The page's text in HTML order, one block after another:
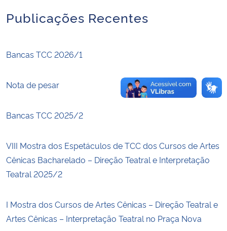
Advocacia-Geral da União
Banco Central do Brasil
Planalto
Publicações Recentes
Bancas TCC 2026/1
Nota de pesar
Bancas TCC 2025/2
VIII Mostra dos Espetáculos de TCC dos Cursos de Artes
Cênicas Bacharelado – Direção Teatral e Interpretação
Teatral 2025/2
I Mostra dos Cursos de Artes Cênicas – Direção Teatral e
Artes Cênicas – Interpretação Teatral no Praça Nova